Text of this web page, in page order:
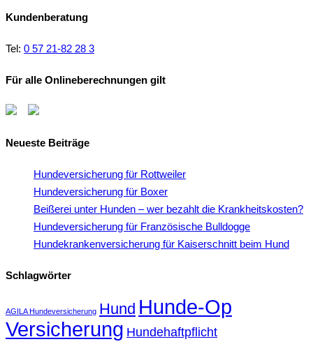
Kundenberatung
Tel: 0 57 21-82 28 3
Für alle Onlineberechnungen gilt
Neueste Beiträge
Hundeversicherung für Rottweiler
Hundeversicherung für Boxer
Beißerei unter Hunden – wer bezahlt die Krankheitskosten?
Hundeversicherung für Französische Bulldogge
Hundekrankenversicherung für Kaiserschnitt beim Hund
Schlagwörter
AGILA Hundeversicherung Hund Hunde-Op
Versicherung Hundehaftpflicht